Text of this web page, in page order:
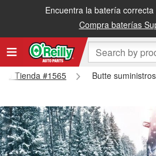
Encuentra la batería
Compra baterías
Tienda #1565
Butte